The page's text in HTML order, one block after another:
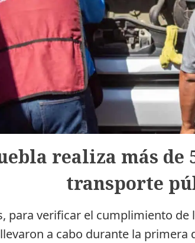
realiza más de
transporte
para verificar el cumplimiento
llevaron a cabo durante la primera